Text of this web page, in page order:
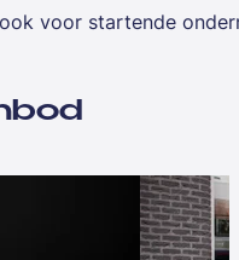
voor startende